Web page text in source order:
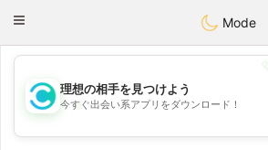
olombiaCitas
Toggle
Mode
💖
💕
理想の相手を見つけよう
今すぐ出会い系アプリをダウンロード！